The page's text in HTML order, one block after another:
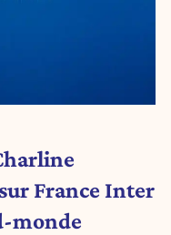
France Inter
monde